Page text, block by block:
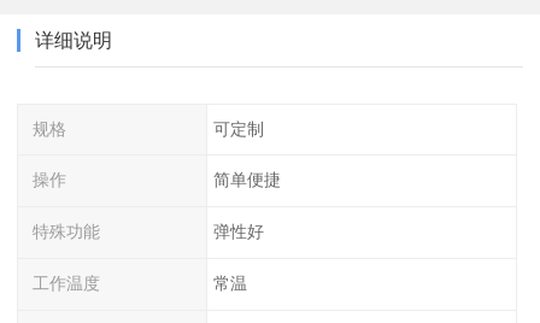
详细说明
规格 可定制
操作 简单便捷
特殊功能 弹性好
工作温度 常温